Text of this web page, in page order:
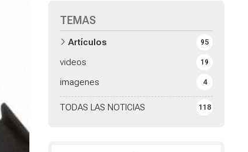
TEMAS
TODAS LAS NOTICIAS 118
Artículos 95
videos 19
imagenes 4